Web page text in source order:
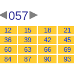
057
12 15 18
21
36 39 42
45
60 63 66
69
84 87 90 93